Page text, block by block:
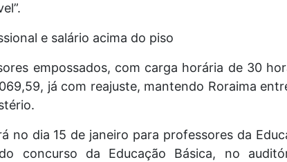
e salário acima do piso
empossados, com carga horária de 30
já com reajuste, mantendo Roraima
no dia 15 de janeiro para professores da
concurso da Educação Básica, no